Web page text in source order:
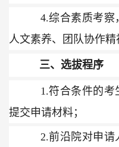
4.综合素质考察
人文素养、团队协作精
三、选拔程序
1.符合条件的考
提交申请材料；
2.前沿院对申请